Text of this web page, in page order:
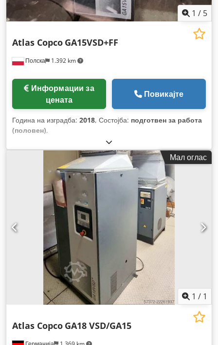
1 / 5
Полска 1.392 km
Atlas Copco GA15VSD+FF
цената
Повикајте
Година на изградба: 2018, Состојба: подготвен за работа
(половен),
Мал оглас
1 / 1
Atlas Copco GA18 VSD/GA15